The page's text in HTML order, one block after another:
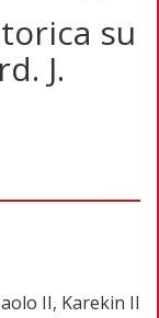
su
J.
II, Karekin II